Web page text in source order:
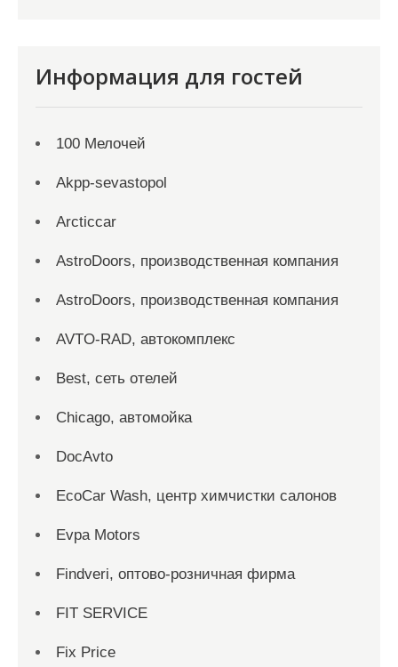
Информация для гостей
100 Мелочей
Akpp-sevastopol
Arcticcar
AstroDoors, производственная компания
AstroDoors, производственная компания
AVTO-RAD, автокомплекс
Best, сеть отелей
Chicago, автомойка
DocAvto
EcoCar Wash, центр химчистки салонов
Evpa Motors
Findveri, оптово-розничная фирма
FIT SERVICE
Fix Price